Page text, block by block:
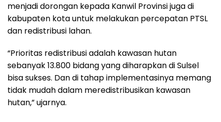
menjadi dorongan kepada Kanwil Provinsi juga di
kabupaten kota untuk melakukan percepatan PTSL
dan redistribusi lahan.
“Prioritas redistribusi adalah kawasan hutan
sebanyak 13.800 bidang yang diharapkan di Sulsel
bisa sukses. Dan di tahap implementasinya memang
tidak mudah dalam meredistribusikan kawasan
hutan,” ujarnya.